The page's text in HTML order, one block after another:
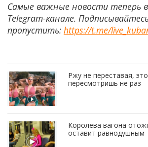
Самые важные новости теперь
Telegram-канале.
пропустить: https://t.me/
Ржу не переставая,
пересмотришь не раз
Королева вагона
оставит равнодушным